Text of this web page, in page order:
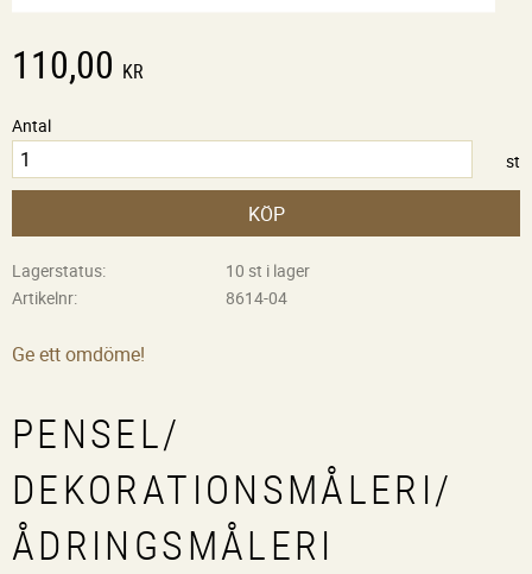
110,00 KR
Antal
st
KÖP
Lagerstatus
10 st i lager
Artikelnr
8614-04
Ge ett omdöme!
PENSEL/
DEKORATIONSMÅLERI/
ÅDRINGSMÅLERI